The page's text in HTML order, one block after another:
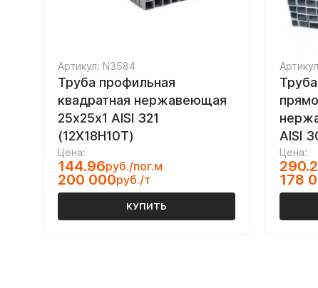
Артикул: N3584
Труба профильная
квадратная нержавеющая
25х25х1 AISI 321
(12Х18Н10Т)
Цена:
144.96руб./пог.м
200 000руб./т
КУПИТЬ
AISI
Цена:
178